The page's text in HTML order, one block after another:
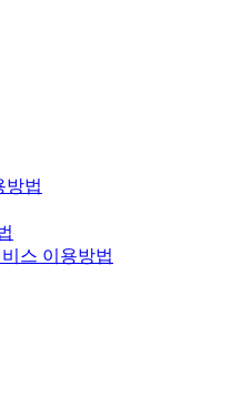
방법
스 이용방법